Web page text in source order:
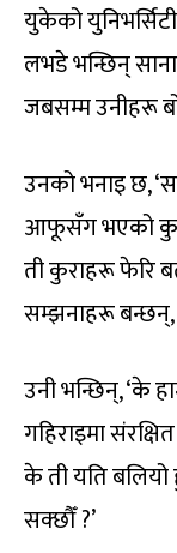
युकेको
लभडे भन्छिन्
जबसम्म उनीहरू
उनको भनाइ छ,
आफूसँग भएको
ती कुराहरू फेरि
सम्झनाहरू बन्छन्,
उनी भन्छिन्, ‘के
गहिराइमा
के ती यति
सक्छौँ ?’